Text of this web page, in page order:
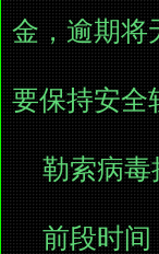
金，逾期将
要保持安全
勒索病毒
前段时